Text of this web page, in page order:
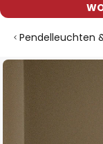
Pendelleuchten
Zum